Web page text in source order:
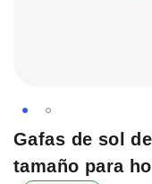
Saltar
principio
Gafas de sol
tamaño para